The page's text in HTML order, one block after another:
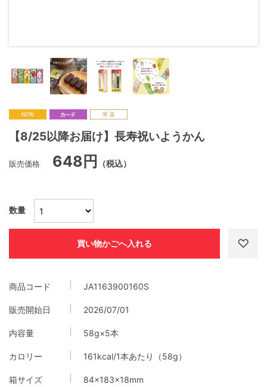
【8/25以降お届け】長寿祝いようかん
販売価格 648円 （税込）
数量
商品コード JA1163900160S
販売開始日 2026/07/01
内容量 58g×5本
カロリー 161kcal/1本あたり（58g）
箱サイズ 84×183×18mm